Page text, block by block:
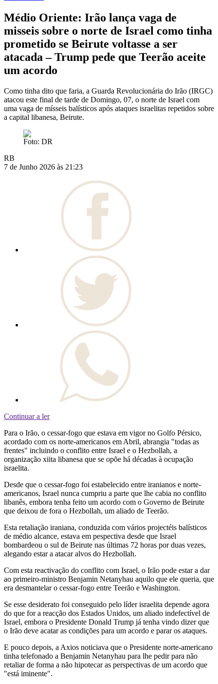
Médio Oriente: Irão lança vaga de
misseis sobre o norte de Israel como tinha
prometido se Beirute voltasse a ser
atacada – Trump pede que Teerão aceite
um acordo
Como tinha dito que faria, a Guarda Revolucionária do Irão (IRGC)
atacou este final de tarde de Domingo, 07, o norte de Israel com
uma vaga de mísseis balísticos após ataques israelitas repetidos sobre
a capital libanesa, Beirute.
Foto: DR
RB
7 de Junho 2026 às 21:23
Continuar a ler
Para o Irão, o cessar-fogo que estava em vigor no Golfo Pérsico,
acordado com os norte-americanos em Abril, abrangia "todas as
frentes" incluindo o conflito entre Israel e o Hezbollah, a
organização xiita libanesa que se opõe há décadas à ocupação
israelita.
Desde que o cessar-fogo foi estabelecido entre iranianos e norte-
americanos, Israel nunca cumpriu a parte que lhe cabia no conflito
libanês, embora tenha feito um acordo com o Governo de Beirute
que deixou de fora o Hezbollah, um aliado de Teerão.
Esta retaliação iraniana, conduzida com vários projectéis balísticos
de médio alcance, estava em pespectiva desde que Israel
bombardeou o sul de Beirute nas últimas 72 horas por duas vezes,
alegando estar a atacar alvos do Hezbollah.
Com esta reactivação do conflito com Israel, o Irão pode estar a dar
ao primeiro-ministro Benjamin Netanyhau aquilo que ele queria, que
era desmantelar o cessar-fogo entre Teerão e Washington.
Se esse desiderato foi conseguido pelo líder israelita depende agora
do que for a reacção dos Estados Unidos, um aliado indefectível de
Israel, embora o Presidente Donald Trump já tenha vindo dizer que
o Irão deve acatar as condições para um acordo e parar os ataques.
E pouco depois, a Axios noticiava que o Presidente norte-americano
tinha telefonado a Benjamin Netanyhau para lhe pedir para não
retaliar de forma a não hipotecar as perspectivas de um acordo que
"está iminente".